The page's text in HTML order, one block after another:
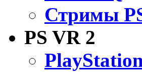
Стримы
PS VR 2